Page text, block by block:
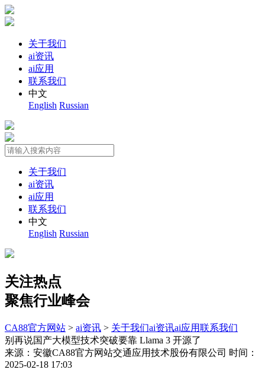
关于我们
ai资讯
ai应用
联系我们
中文
English Russian
关于我们
ai资讯
ai应用
联系我们
中文
English Russian
关注热点
聚焦行业峰会
CA88官方网站 > ai资讯 > 关于我们ai资讯ai应用联系我们
别再说国产大模型技术突破要靠 Llama 3 开源了
来源：安徽CA88官方网站交通应用技术股份有限公司 时间：
2025-02-18 17:03